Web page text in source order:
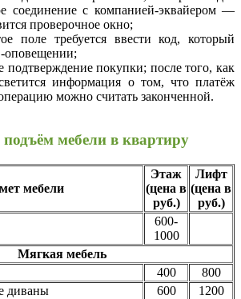
соединение с компанией-эквайером —
проверочное окно;
поле требуется ввести код, который
подтверждение покупки; после того, как
информация о том, что платёж
можно считать законченной.
мебели в квартиру
мебели
Этаж
(цена в
руб.)
Лифт
(цена в
руб.)
600-
1000
Мягкая мебель
400
800
диваны
600
1200